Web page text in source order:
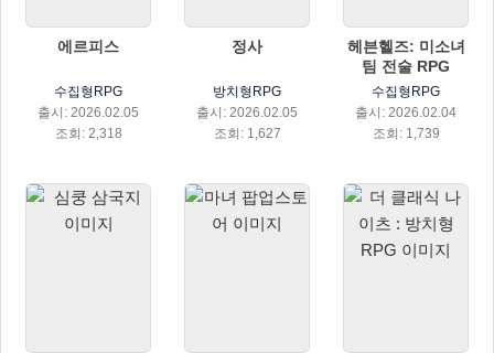
에르피스
수집형RPG
출시: 2026.02.05
조회: 2,318
정사
방치형RPG
출시: 2026.02.05
조회: 1,627
헤븐헬즈: 미소녀
팀 전술 RPG
수집형RPG
출시: 2026.02.04
조회: 1,739